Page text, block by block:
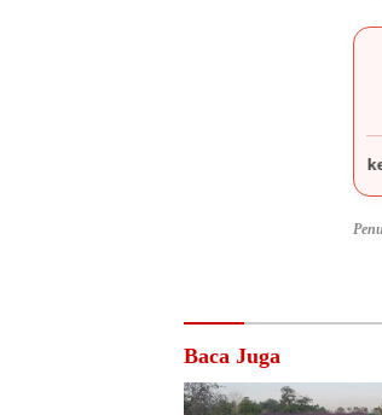
seluruh isi artikel ini dalam bentuk apa
Baca Juga